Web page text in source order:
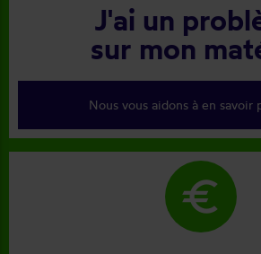
J'ai un
sur mon
Nous vous aidons à en savoir
euro